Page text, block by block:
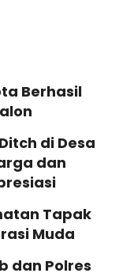
Berhasil
di Desa
dan
Tapak
Muda
dan Polres